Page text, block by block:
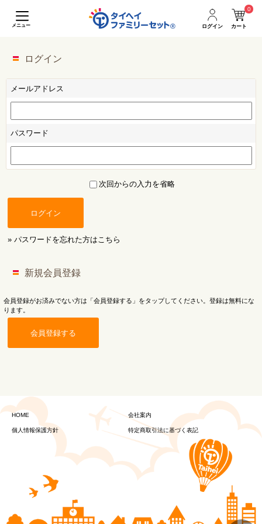
メニュー ログイン カート
0
ログイン
メールアドレス
パスワード
次回からの入力を省略
ログイン
» パスワードを忘れた方はこちら
新規会員登録
会員登録がお済みでない方は「会員登録する」をタップしてください。登録は無料にな
ります。
会員登録する
HOME 会社案内
個人情報保護方針 特定商取引法に基づく表記